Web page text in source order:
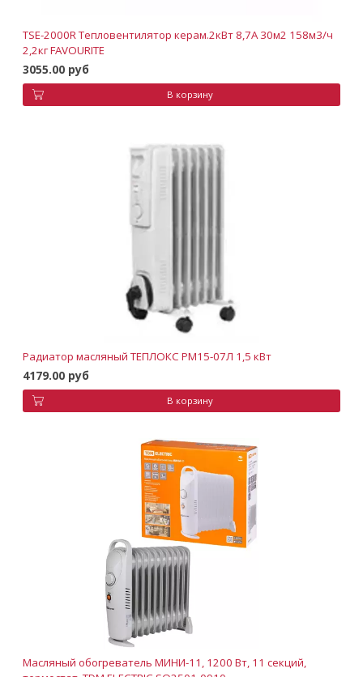
TSE-2000R Тепловентилятор керам.2кВт 8,7А 30м2 158м3/ч
2,2кг FAVOURITE
3055.00 руб
В корзину
Радиатор масляный ТЕПЛОКС РМ15-07Л 1,5 кВт
4179.00 руб
В корзину
Масляный обогреватель МИНИ-11, 1200 Вт, 11 секций,